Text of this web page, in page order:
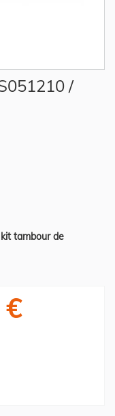
/
tambour de